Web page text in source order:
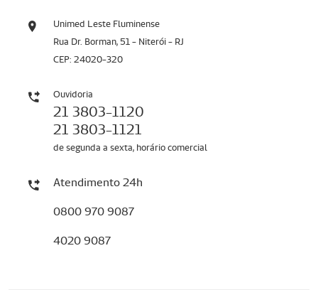
Unimed Leste Fluminense
Rua Dr. Borman, 51 - Niterói - RJ
CEP: 24020-320
Ouvidoria
21 3803-1120
21 3803-1121
de segunda a sexta, horário comercial
Atendimento 24h
0800 970 9087
4020 9087